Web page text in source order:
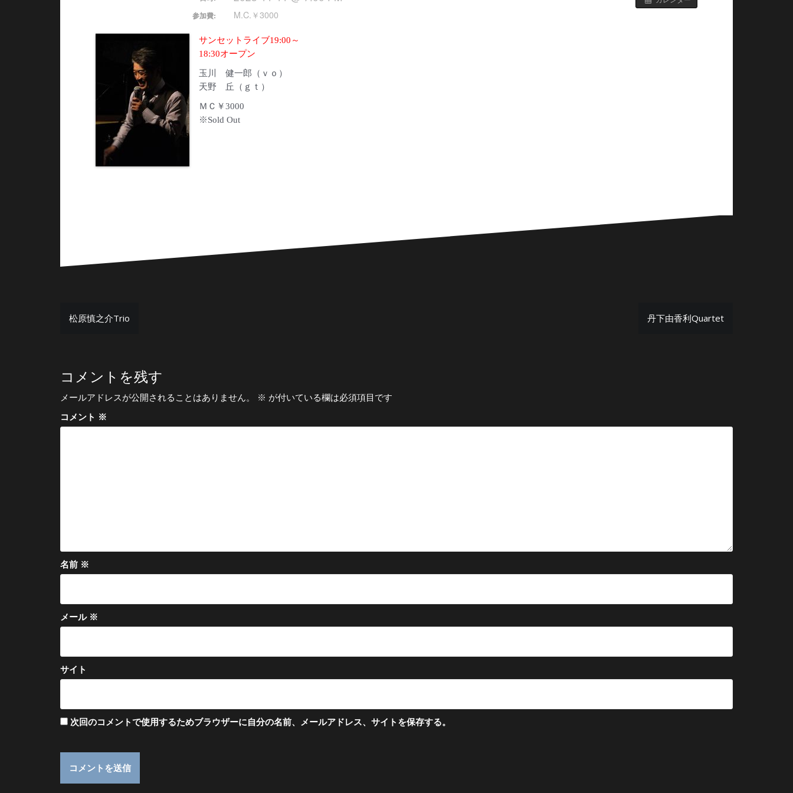
参加費: M.C.￥3000
サンセットライブ19:00～
18:30オープン
玉川 健一郎（ｖｏ）
天野 丘（ｇｔ）
ＭＣ￥3000
※Sold Out
投
ビ
ゲ
ー
シ
松原慎之介Trio 丹下由香利Quartet
コメントを残す
メールアドレスが公開されることはありません。 ※ が付いている欄は必須項目です
コメント ※
名前 ※
メール ※
サイト
次回のコメントで使用するためブラウザーに自分の名前、メールアドレス、サイトを保存する。